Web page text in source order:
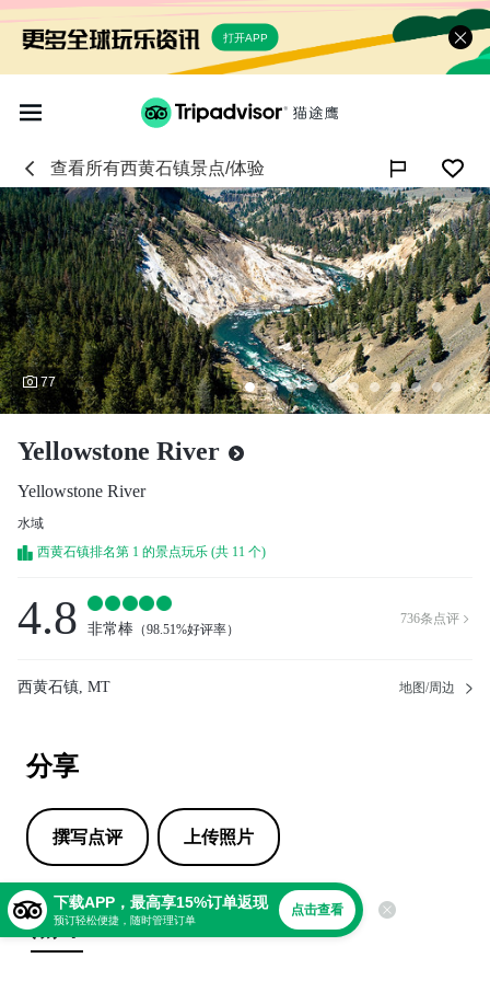
打开APP
查看所有西黄石镇景点/体验
77
Yellowstone River
Yellowstone River
水域
西黄石镇排名第 1 的景点玩乐 (共 11 个)
4.8 非常棒 （98.51%好评率）
736条点评 
西黄石镇, MT 地图/周边
分享
撰写点评 上传照片
点评
下载APP，最高享15%订单返现
预订轻松便捷，随时管理订单
点击查看